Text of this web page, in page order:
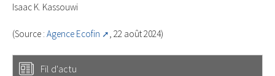
Isaac K. Kassouwi
(Source : Agence Ecofin , 22 août 2024)
Fil d'actu